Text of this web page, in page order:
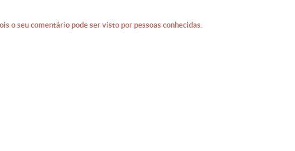
o seu comentário pode ser visto por pessoas conhecidas.